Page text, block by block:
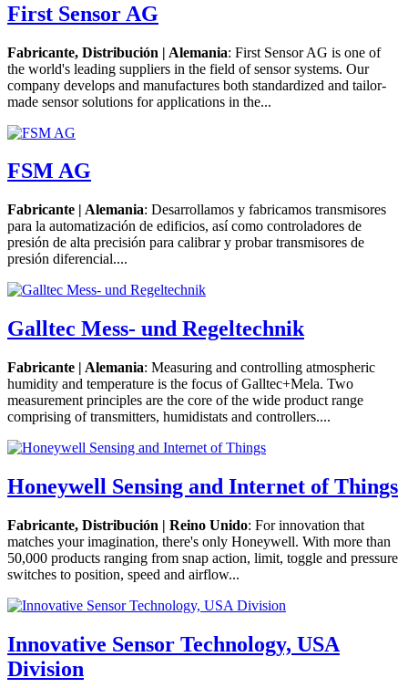
First Sensor AG
Fabricante, Distribución | Alemania: First Sensor AG is one of
the world's leading suppliers in the field of sensor systems. Our
company develops and manufactures both standardized and tailor-
made sensor solutions for applications in the...
FSM AG
Fabricante | Alemania: Desarrollamos y fabricamos transmisores
para la automatización de edificios, así como controladores de
presión de alta precisión para calibrar y probar transmisores de
presión diferencial....
Galltec Mess- und Regeltechnik
Fabricante | Alemania: Measuring and controlling atmospheric
humidity and temperature is the focus of Galltec+Mela. Two
measurement principles are the core of the wide product range
comprising of transmitters, humidistats and controllers....
Honeywell Sensing and Internet of Things
Fabricante, Distribución | Reino Unido: For innovation that
matches your imagination, there's only Honeywell. With more than
50,000 products ranging from snap action, limit, toggle and pressure
switches to position, speed and airflow...
Innovative Sensor Technology, USA
Division